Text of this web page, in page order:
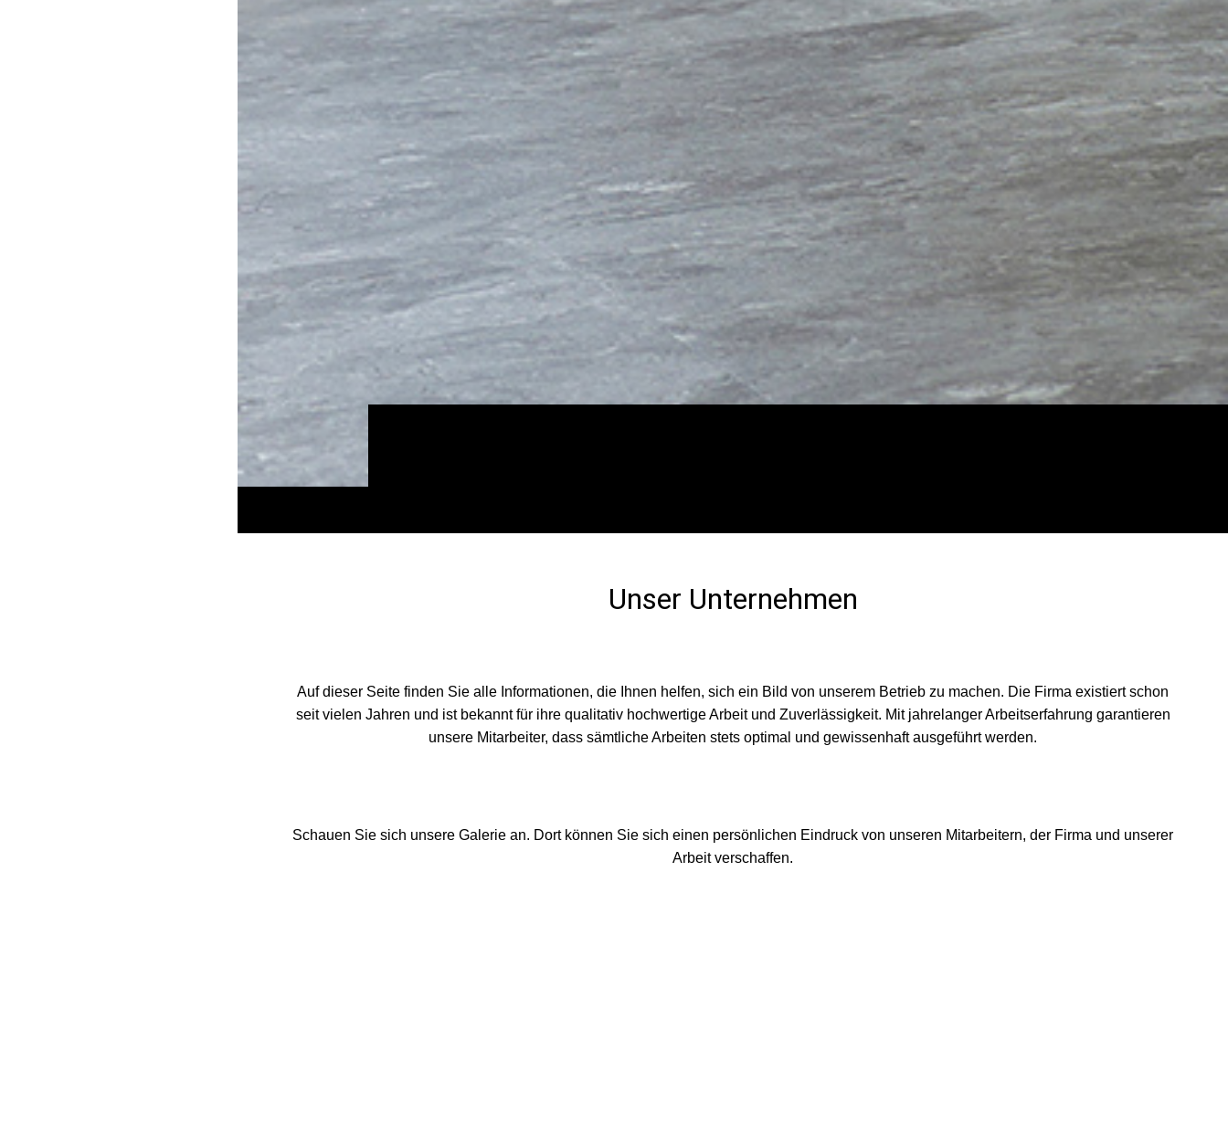
Unser Unternehmen
Auf dieser Seite finden Sie alle Informationen, die Ihnen helfen, sich ein Bild von unserem Betrieb zu machen. Die Firma existiert schon
seit vielen Jahren und ist bekannt für ihre qualitativ hochwertige Arbeit und Zuverlässigkeit. Mit jahrelanger Arbeitserfahrung garantieren
unsere Mitarbeiter, dass sämtliche Arbeiten stets optimal und gewissenhaft ausgeführt werden.
Schauen Sie sich unsere Galerie an. Dort können Sie sich einen persönlichen Eindruck von unseren Mitarbeitern, der Firma und unserer
Arbeit verschaffen.